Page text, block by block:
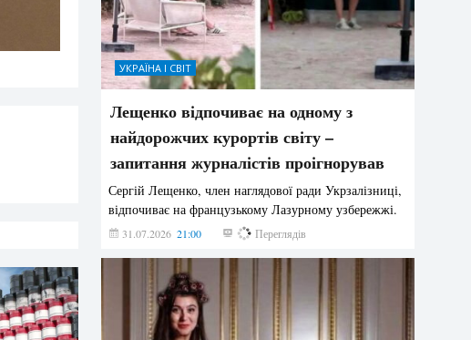
УКРАЇНА І СВІТ
Лещенко відпочиває на одному з
найдорожчих курортів світу –
запитання журналістів проігнорував
Сергій Лещенко, член наглядової ради Укрзалізниці,
відпочиває на французькому Лазурному узбережжі.
31.07.2026 21:00 215 Переглядів